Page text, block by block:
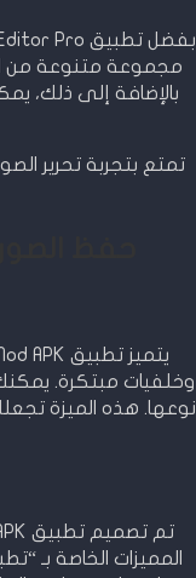
مجموعة متنوعة من
بالإضافة إلى ذلك،
وخلفيات مبتكرة.
نوعها. هذه الميزة